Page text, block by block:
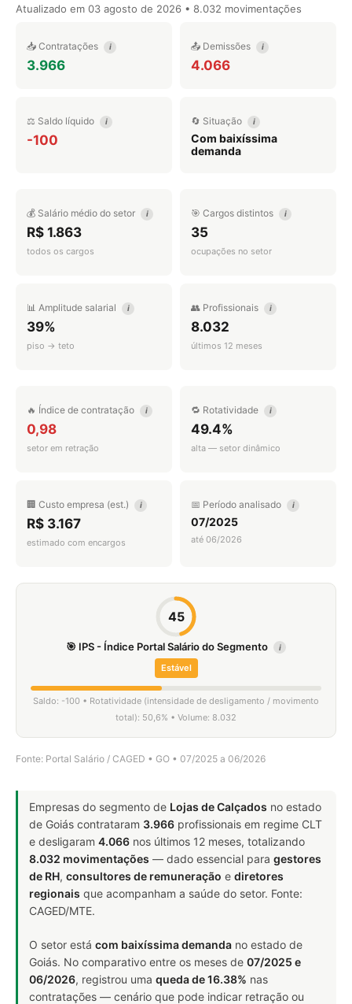
Atualizado em 03 agosto de 2026 • 8.032 movimentações
📥 Contratações i
3.966
📤 Demissões i
4.066
⚖️ Saldo líquido i
-100
🔄 Situação i
Com baixíssima
demanda
💰 Salário médio do setor i
R$ 1.863
todos os cargos
🎯 Cargos distintos i
35
ocupações no setor
📊 Amplitude salarial i
39%
piso → teto
👥 Profissionais i
8.032
últimos 12 meses
🔥 Índice de contratação i
0,98
setor em retração
🔁 Rotatividade i
49.4%
alta — setor dinâmico
🏢 Custo empresa (est.) i
R$ 3.167
estimado com encargos
📅 Período analisado i
07/2025
até 06/2026
45
🎯 IPS - Índice Portal Salário do Segmento i
Estável
Saldo: -100 • Rotatividade (intensidade de desligamento / movimento
total): 50,6% • Volume: 8.032
Fonte: Portal Salário / CAGED • GO • 07/2025 a 06/2026
Empresas do segmento de Lojas de Calçados no estado
de Goiás contrataram 3.966 profissionais em regime CLT
e desligaram 4.066 nos últimos 12 meses, totalizando
8.032 movimentações — dado essencial para gestores
de RH, consultores de remuneração e diretores
regionais que acompanham a saúde do setor. Fonte:
CAGED/MTE.
O setor está com baixíssima demanda no estado de
Goiás. No comparativo entre os meses de 07/2025 e
06/2026, registrou uma queda de 16.38% nas
contratações — cenário que pode indicar retração ou